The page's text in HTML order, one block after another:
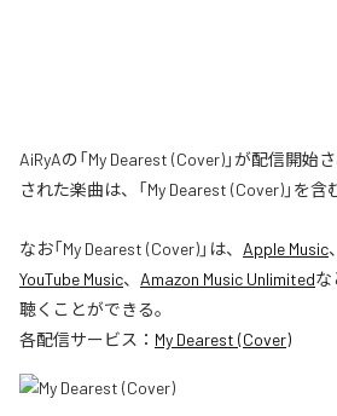
AiRyAの「My Dearest (Cover)」が配信開
された楽曲は、「My Dearest (Cover)」を含
なお「My Dearest (Cover)」は、 Apple Music、
YouTube Music、 Amazon Music Unlimitedな
聴くことができる。
各配信サービス： My Dearest (Cover)